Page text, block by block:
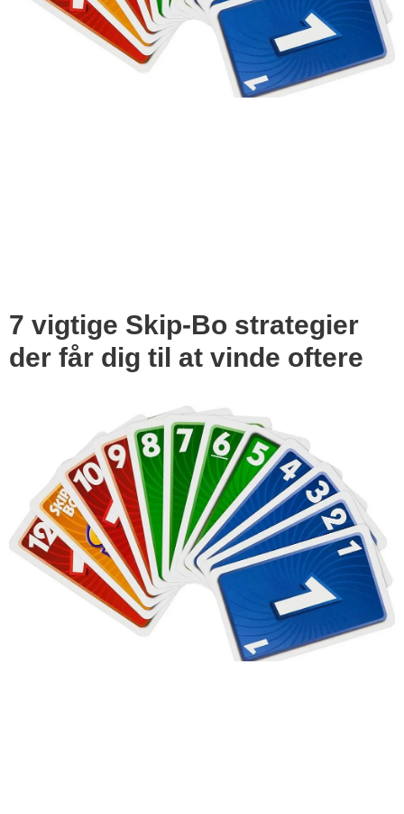
7 vigtige Skip-Bo strategier
der får dig til at vinde oftere